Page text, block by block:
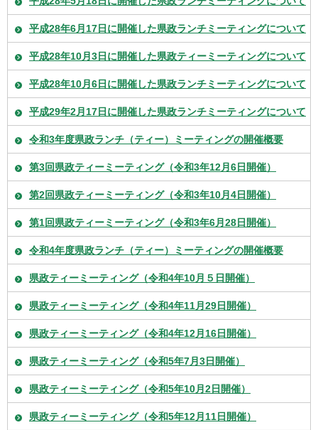
平成28年6月17日に開催した県政ランチミーティングについて
平成28年10月3日に開催した県政ティーミーティングについて
平成28年10月6日に開催した県政ランチミーティングについて
平成29年2月17日に開催した県政ランチミーティングについて
令和3年度県政ランチ（ティー）ミーティングの開催概要
第3回県政ティーミーティング（令和3年12月6日開催）
第2回県政ティーミーティング（令和3年10月4日開催）
第1回県政ティーミーティング（令和3年6月28日開催）
令和4年度県政ランチ（ティー）ミーティングの開催概要
県政ティーミーティング（令和4年10月５日開催）
県政ティーミーティング（令和4年11月29日開催）
県政ティーミーティング（令和4年12月16日開催）
県政ティーミーティング（令和5年7月3日開催）
県政ティーミーティング（令和5年10月2日開催）
県政ティーミーティング（令和5年12月11日開催）